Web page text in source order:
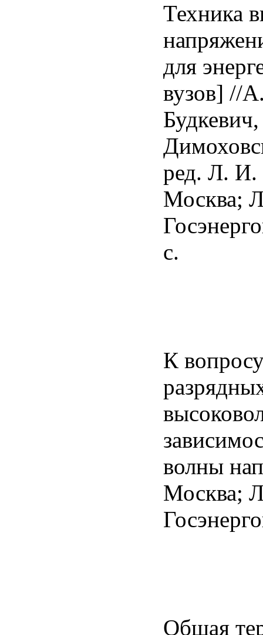
Техника
для
вузов] //
ред. Л. И.
Москва;
с.
К
волны
Москва;
Общая